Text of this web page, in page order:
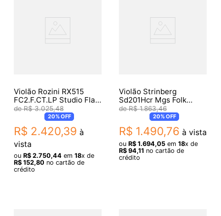
Violão Rozini RX515
FC2.F.CT.LP Studio Flat
Fosco L PTO EQ
Fishman Classica II
R$ 3.025,48
20%OFF
R$ 2.420,39 à
vista
ou R$ 2.750,44em 18x de
R$ 152,80no cartão de
crédito
Violão Strinberg
Sd201Hcr Mgs Folk
Fosco
R$ 1.863,46
20%OFF
R$ 1.490,76 à vista
ou R$ 1.694,05em 18x de
R$ 94,11 no cartão de
crédito